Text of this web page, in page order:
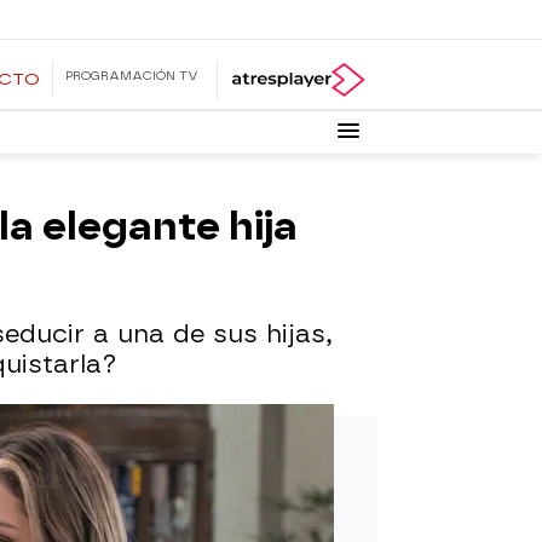
PROGRAMACIÓN TV
elegante hija
a una de sus hijas,